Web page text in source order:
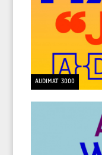
AUDIMAT 3000